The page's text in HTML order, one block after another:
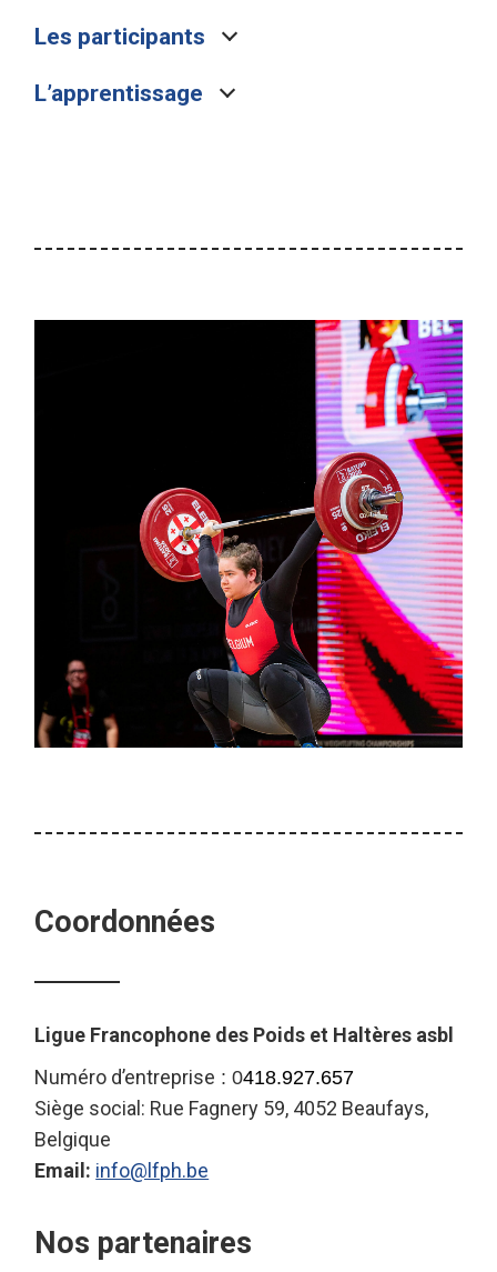
Les participants
L’apprentissage
Coordonnées
Ligue Francophone des Poids et Haltères asbl
Numéro d’entreprise : 0418.927.657
Siège social: Rue Fagnery 59, 4052 Beaufays,
Belgique
Email: info@lfph.be
Nos partenaires